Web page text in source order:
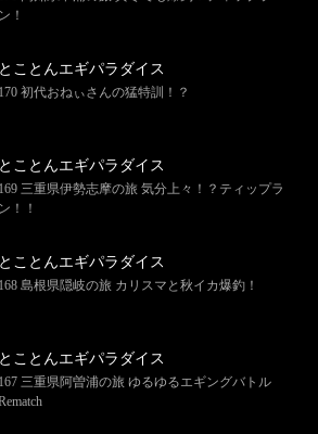
ン！
とことんエギパラダイス
170 初代おねぃさんの猛特訓！？
とことんエギパラダイス
169 三重県伊勢志摩の旅 気分上々！？ティップラ
ン！！
とことんエギパラダイス
168 島根県隠岐の旅 カリスマと秋イカ爆釣！
とことんエギパラダイス
167 三重県阿曽浦の旅 ゆるゆるエギングバトル